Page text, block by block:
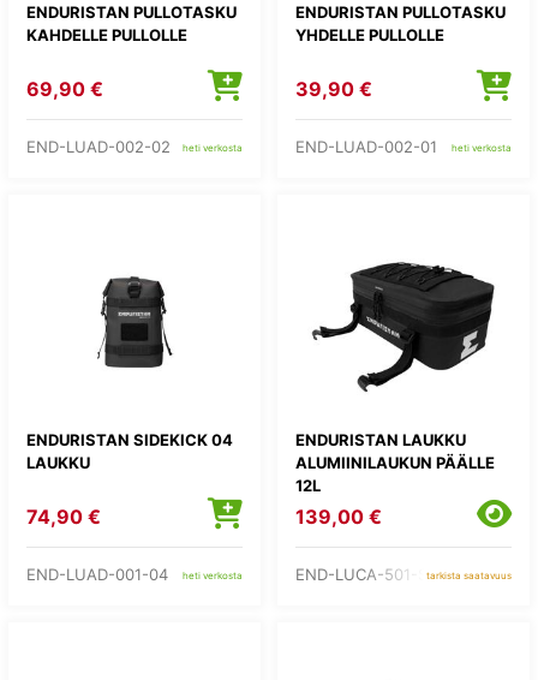
ENDURISTAN PULLOTASKU
KAHDELLE PULLOLLE
69,90 €
END-LUAD-002-02 heti verkosta
ENDURISTAN PULLOTASKU
YHDELLE PULLOLLE
39,90 €
END-LUAD-002-01 heti verkosta
ENDURISTAN SIDEKICK 04
LAUKKU
74,90 €
END-LUAD-001-04 heti verkosta
ENDURISTAN LAUKKU
ALUMIINILAUKUN PÄÄLLE
12L
139,00 €
END-LUCA-501-Starkista saatavuus